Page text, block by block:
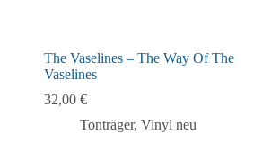
The Vaselines – The Way Of The
Vaselines
32,00 €
Tonträger, Vinyl neu